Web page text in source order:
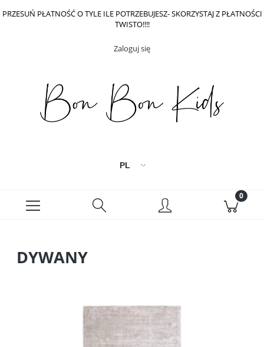
PRZESUŃ PŁATNOŚĆ O TYLE ILE POTRZEBUJESZ- SKORZYSTAJ Z PŁATNOŚCI
TWISTO!!!!
Zaloguj się
DYWANY